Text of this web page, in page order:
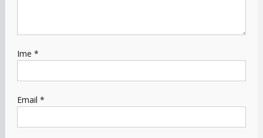
Ime *
Email *